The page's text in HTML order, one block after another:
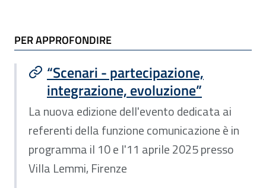
TI POTREBBE INTERESSARE
PER APPROFONDIRE
“Scenari - partecipazione,
integrazione, evoluzione”
La nuova edizione dell'evento dedicata ai
referenti della funzione comunicazione è in
programma il 10 e l'11 aprile 2025 presso
Villa Lemmi, Firenze